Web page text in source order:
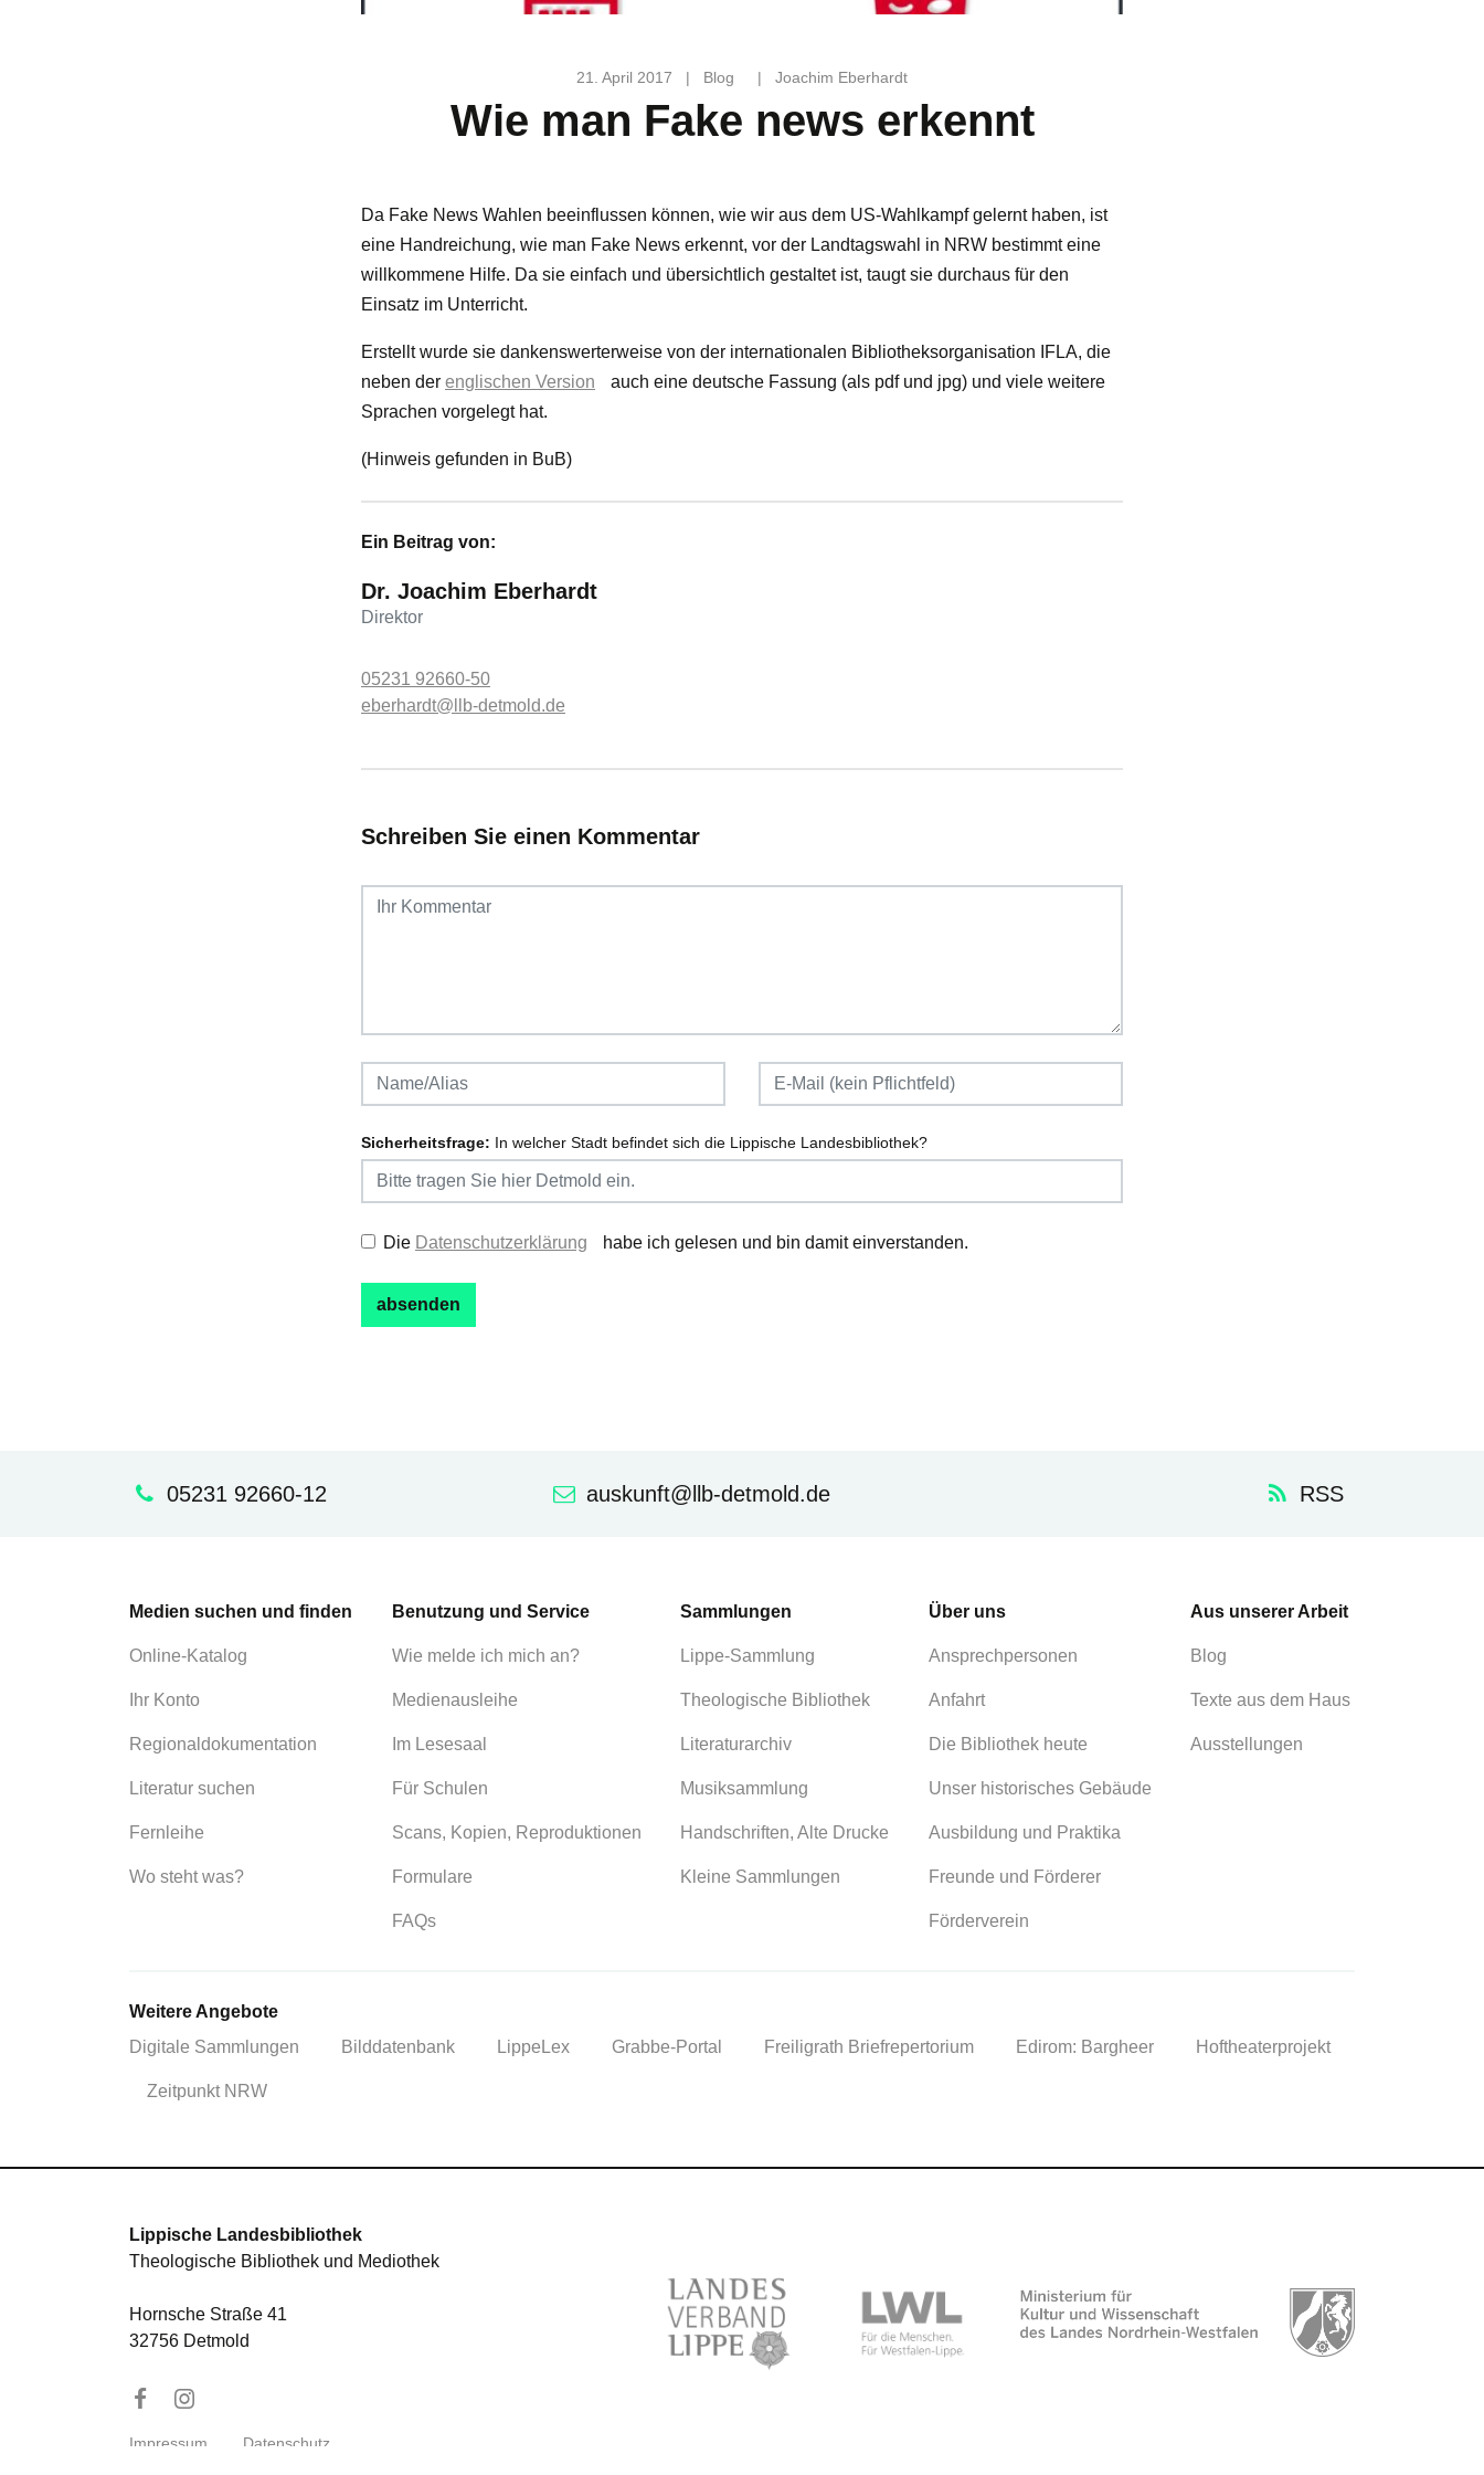
21. April 2017 | Blog | Joachim Eberhardt
Wie man Fake news erkennt
Da Fake News Wahlen beeinflussen können, wie wir aus dem US-Wahlkampf gelernt haben, ist
eine Handreichung, wie man Fake News erkennt, vor der Landtagswahl in NRW bestimmt eine
willkommene Hilfe. Da sie einfach und übersichtlich gestaltet ist, taugt sie durchaus für den
Einsatz im Unterricht.
Erstellt wurde sie dankenswerterweise von der internationalen Bibliotheksorganisation IFLA, die
neben der englischen Version
auch eine deutsche Fassung (als pdf und jpg) und viele weitere
Sprachen vorgelegt hat.
(Hinweis gefunden in BuB)
Ein Beitrag von:
Dr. Joachim Eberhardt
Direktor
05231 92660-50
eberhardt@llb-detmold.de
Schreiben Sie einen Kommentar
Sicherheitsfrage: In welcher Stadt befindet sich die Lippische Landesbibliothek?
Die Datenschutzerklärung habe ich gelesen und bin damit einverstanden.
05231 92660-12 auskunft@llb-detmold.de RSS
Medien suchen und finden
Online-Katalog
Ihr Konto
Regionaldokumentation
Literatur suchen
Fernleihe
Wo steht was?
Benutzung und Service
Wie melde ich mich an?
Medienausleihe
Im Lesesaal
Für Schulen
Scans, Kopien, Reproduktionen
Formulare
FAQs
Sammlungen
Lippe-Sammlung
Theologische Bibliothek
Literaturarchiv
Musiksammlung
Handschriften, Alte Drucke
Kleine Sammlungen
Über uns
Ansprechpersonen
Anfahrt
Die Bibliothek heute
Unser historisches Gebäude
Ausbildung und Praktika
Freunde und Förderer
Förderverein
Aus unserer Arbeit
Blog
Texte aus dem Haus
Ausstellungen
Weitere Angebote
Digitale Sammlungen
Bilddatenbank LippeLex Grabbe-Portal Freiligrath Briefrepertorium Edirom: Bargheer Hoftheaterprojekt
Zeitpunkt NRW
Lippische Landesbibliothek
Theologische Bibliothek und Mediothek
Hornsche Straße 41
32756 Detmold
Impressum Datenschutz